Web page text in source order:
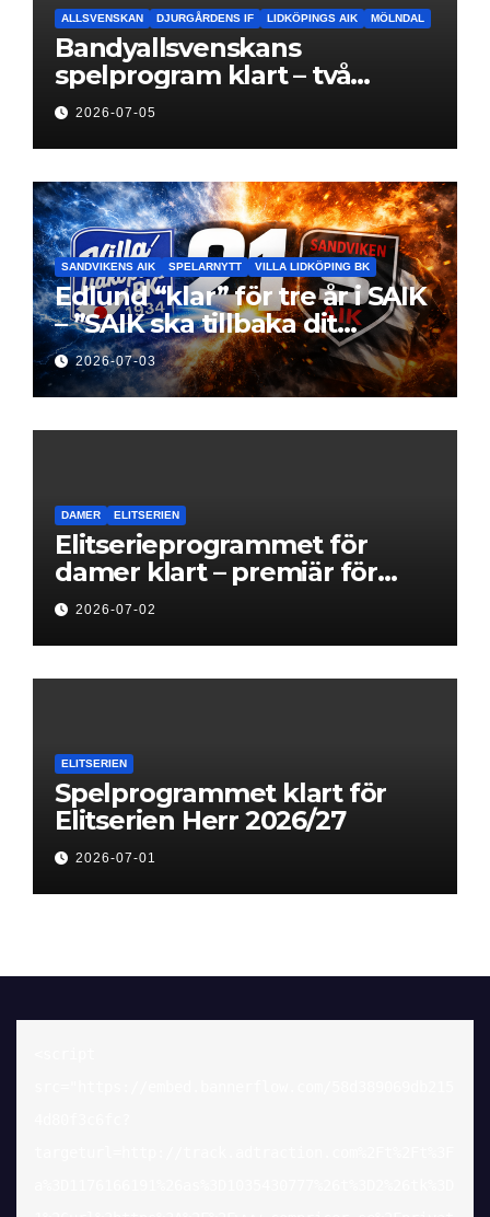
ALLSVENSKAN DJURGÅRDENS IF LIDKÖPINGS AIK MÖLNDAL
Bandyallsvenskans
spelprogram klart – två
föreningar jagar sin
elitseriesäsong
2026-07-05
SANDVIKENS AIK SPELARNYTT VILLA LIDKÖPING BK
Edlund “klar” för tre år i SAIK
– ”SAIK ska tillbaka dit
klubben hör hemma”
2026-07-03
DAMER ELITSERIEN
Elitserieprogrammet för
damer klart – premiär för
Next Level
2026-07-02
ELITSERIEN
Spelprogrammet klart för
Elitserien Herr 2026/27
2026-07-01